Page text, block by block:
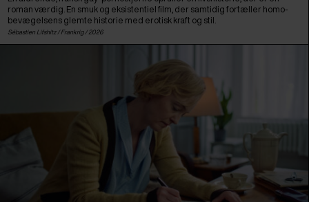
roman værdig. En smuk og eksistentiel film, der samtidig fortæller homo-
bevægelsens glemte historie med erotisk kraft og stil.
Sébastien Lifshitz / Frankrig/ 2026